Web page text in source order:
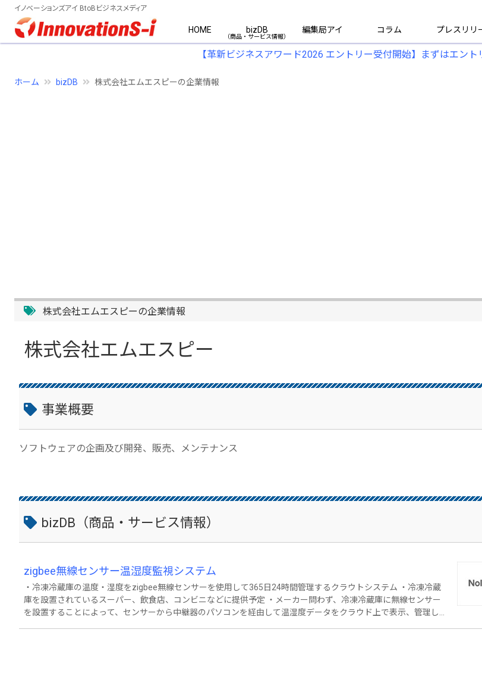
イノベーションズアイ BtoBビジネスメディア
HOME bizDB 編集局アイ コラム プレスリリ
【革新ビジネスアワード2026 エントリー受付開始】まずはエント
ホーム bizDB 株式会社エムエスピーの企業情報
株式会社エムエスピーの企業情報
株式会社エムエスピー
事業概要
ソフトウェアの企画及び開発、販売、メンテナンス
bizDB（商品・サービス情報）
zigbee無線センサー温湿度監視システム
・冷凍冷蔵庫の温度・湿度をzigbee無線センサーを使用して365日24時間管理するクラウトシステム ・冷凍冷蔵
庫を設置されているスーパー、飲食店、コンビニなどに提供予定 ・メーカー問わず、冷凍冷蔵庫に無線センサー
を設置することによって、センサーから中継器のパソコンを経由して温湿度データをクラウド上で表示、管理しま